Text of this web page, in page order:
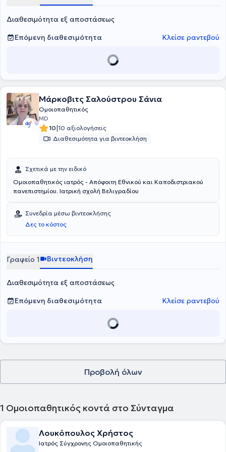
Διαθεσιμότητα εξ αποστάσεως
Επόμενη διαθεσιμότητα
Κλείσε ραντεβού
Μάρκοβιτς Σαλούστρου Σάνια
Ομοιοπαθητικός
MD
10|10 αξιολογήσεις
Διαθεσιμότητα για βιντεοκλήση
Σχετικά με την ειδικό
Ομοιοπαθητικός ιατρός - Απόφοιτη Εθνικού και Καποδιστριακού
πανεπιστημίου. Ιατρική σχολή Βελιγραδίου
Συνεδρία μέσω βιντεοκλήσης
Δες το κόστος
Γραφείο 1 Βιντεοκλήση
Διαθεσιμότητα εξ αποστάσεως
Επόμενη διαθεσιμότητα
Κλείσε ραντεβού
Προβολή όλων
1 Ομοιοπαθητικός κοντά στο Σύνταγμα
Λουκόπουλος Χρήστος
Ιατρός Σύγχρονης Ομοιοπαθητικής